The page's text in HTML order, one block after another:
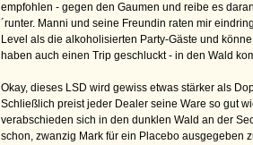
empfohlen - gegen den Gaumen und reibe es
´runter. Manni und seine Freundin raten mir
Level als die alkoholisierten Party-Gäste und
haben auch einen Trip geschluckt - in den Wald
Okay, dieses LSD wird gewiss etwas stärker als
Schließlich preist jeder Dealer seine Ware so gut
verabschieden sich in den dunklen Wald an der
schon, zwanzig Mark für ein Placebo ausgegeben